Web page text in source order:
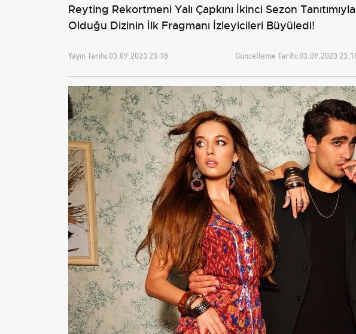
Reyting Rekortmeni Yalı Çapkını İkinci Sezon
Olduğu Dizinin İlk Fragmanı İzleyicileri Büyüledi!
Yayın Tarihi:03.09.2023 23:18 Güncelleme Tarihi:03.09.2023